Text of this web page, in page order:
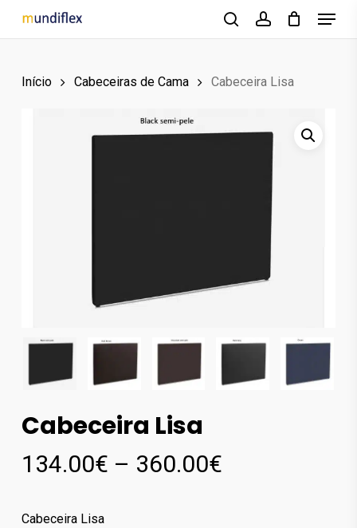
to
content
searchaccount
Menu
Início Cabeceiras de Cama Cabeceira Lisa
Cabeceira Lisa
134.00€ – 360.00€Price
Cabeceira Lisa